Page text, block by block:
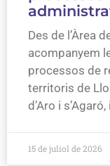
Des de l’Àrea
acompanyem
processos de
territoris de
d’Aro i
15 de juliol de 2026